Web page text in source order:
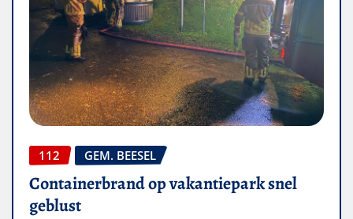
112 GEM. BEESEL
Containerbrand op vakantiepark snel
geblust